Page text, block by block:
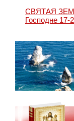
СВЯТАЯ
Господне 17-